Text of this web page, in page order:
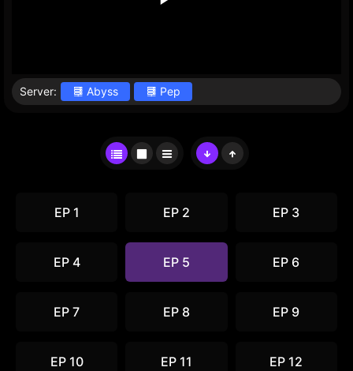
Server: Abyss Pep
EP 1 EP 2 EP 3
EP 4 EP 5 EP 6
EP 7 EP 8 EP 9
EP 10 EP 11 EP 12